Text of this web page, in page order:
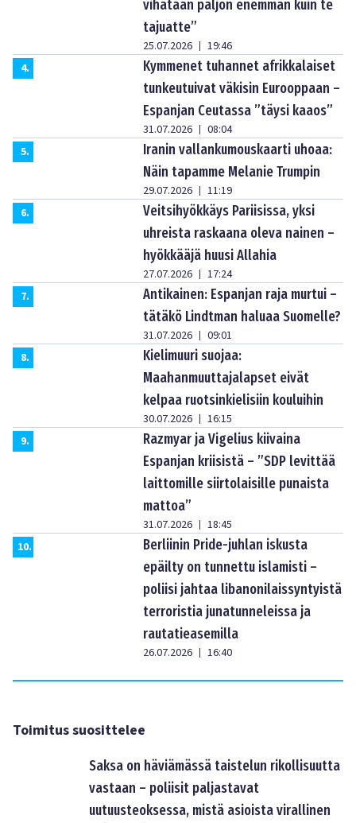
vihataan paljon enemmän kuin te
tajuatte”
25.07.2026 | 19:46
4.
Kymmenet tuhannet afrikkalaiset
tunkeutuivat väkisin Eurooppaan –
Espanjan Ceutassa ”täysi kaaos”
31.07.2026 | 08:04
5.
Iranin vallankumouskaarti uhoaa:
Näin tapamme Melanie Trumpin
29.07.2026 | 11:19
6.
Veitsihyökkäys Pariisissa, yksi
uhreista raskaana oleva nainen –
hyökkääjä huusi Allahia
27.07.2026 | 17:24
7.
Antikainen: Espanjan raja murtui –
tätäkö Lindtman haluaa Suomelle?
31.07.2026 | 09:01
8.
Kielimuuri suojaa:
Maahanmuuttajalapset eivät
kelpaa ruotsinkielisiin kouluihin
30.07.2026 | 16:15
9.
Razmyar ja Vigelius kiivaina
Espanjan kriisistä – ”SDP levittää
laittomille siirtolaisille punaista
mattoa”
31.07.2026 | 18:45
10.
Berliinin Pride-juhlan iskusta
epäilty on tunnettu islamisti –
poliisi jahtaa libanonilaissyntyistä
terroristia junatunneleissa ja
rautatieasemilla
26.07.2026 | 16:40
Toimitus suosittelee
Saksa on häviämässä taistelun rikollisuutta
vastaan – poliisit paljastavat
uutuusteoksessa, mistä asioista virallinen